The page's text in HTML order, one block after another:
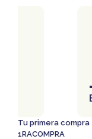
Tu primera
1RACOMPRA